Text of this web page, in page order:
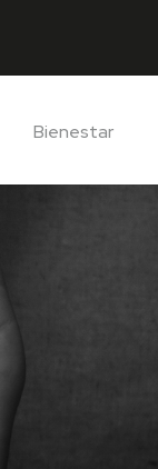
Bienestar